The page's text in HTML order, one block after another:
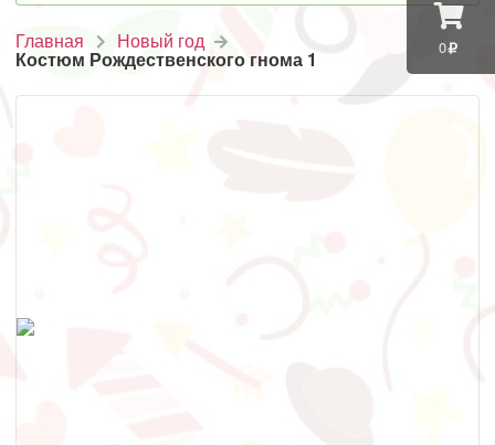
0
Главная Новый год
Костюм Рождественского гнома 1